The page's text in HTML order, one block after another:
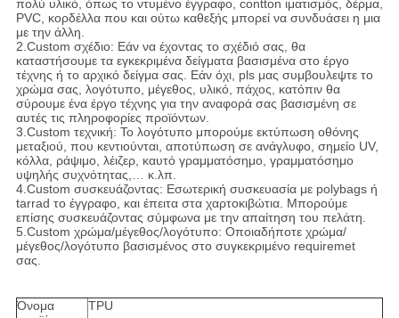
πολύ υλικό, όπως το ντυμένο έγγραφο, contton ιματισμός, δέρμα,
PVC, κορδέλλα που και ούτω καθεξής μπορεί να συνδυάσει η μια
με την άλλη.
2.Custom σχέδιο: Εάν να έχοντας το σχέδιό σας, θα
καταστήσουμε τα εγκεκριμένα δείγματα βασισμένα στο έργο
τέχνης ή το αρχικό δείγμα σας. Εάν όχι, pls μας συμβουλεψτε το
χρώμα σας, λογότυπο, μέγεθος, υλικό, πάχος, κατόπιν θα
σύρουμε ένα έργο τέχνης για την αναφορά σας βασισμένη σε
αυτές τις πληροφορίες προϊόντων.
3.Custom τεχνική: Το λογότυπο μπορούμε εκτύπωση οθόνης
μεταξιού, που κεντιούνται, αποτύπωση σε ανάγλυφο, σημείο UV,
κόλλα, ράψιμο, λέιζερ, καυτό γραμματόσημο, γραμματόσημο
υψηλής συχνότητας,… κ.λπ.
4.Custom συσκευάζοντας: Εσωτερική συσκευασία με polybags ή
tarrad το έγγραφο, και έπειτα στα χαρτοκιβώτια. Μπορούμε
επίσης συσκευάζοντας σύμφωνα με την απαίτηση του πελάτη.
5.Custom χρώμα/μέγεθος/λογότυπο: Οποιαδήποτε χρώμα/
μέγεθος/λογότυπο βασισμένος στο συγκεκριμένο requiremet
σας.
Όνομα
TPU